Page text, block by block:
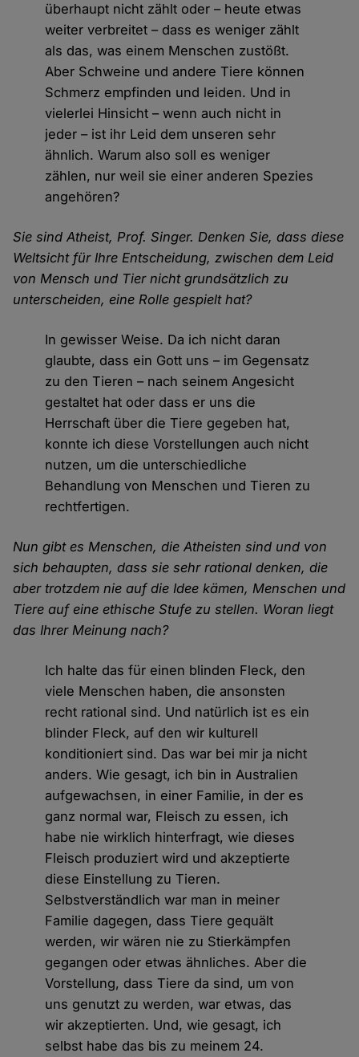
überhaupt nicht zählt oder – heute etwas
weiter verbreitet – dass es weniger zählt
als das, was einem Menschen zustößt.
Aber Schweine und andere Tiere können
Schmerz empfinden und leiden. Und in
vielerlei Hinsicht – wenn auch nicht in
jeder – ist ihr Leid dem unseren sehr
ähnlich. Warum also soll es weniger
zählen, nur weil sie einer anderen Spezies
angehören?
Sie sind Atheist, Prof. Singer. Denken Sie, dass diese
Weltsicht für Ihre Entscheidung, zwischen dem Leid
von Mensch und Tier nicht grundsätzlich zu
unterscheiden, eine Rolle gespielt hat?
In gewisser Weise. Da ich nicht daran
glaubte, dass ein Gott uns – im Gegensatz
zu den Tieren – nach seinem Angesicht
gestaltet hat oder dass er uns die
Herrschaft über die Tiere gegeben hat,
konnte ich diese Vorstellungen auch nicht
nutzen, um die unterschiedliche
Behandlung von Menschen und Tieren zu
rechtfertigen.
Nun gibt es Menschen, die Atheisten sind und von
sich behaupten, dass sie sehr rational denken, die
aber trotzdem nie auf die Idee kämen, Menschen und
Tiere auf eine ethische Stufe zu stellen. Woran liegt
das Ihrer Meinung nach?
Ich halte das für einen blinden Fleck, den
viele Menschen haben, die ansonsten
recht rational sind. Und natürlich ist es ein
blinder Fleck, auf den wir kulturell
konditioniert sind. Das war bei mir ja nicht
anders. Wie gesagt, ich bin in Australien
aufgewachsen, in einer Familie, in der es
ganz normal war, Fleisch zu essen, ich
habe nie wirklich hinterfragt, wie dieses
Fleisch produziert wird und akzeptierte
diese Einstellung zu Tieren.
Selbstverständlich war man in meiner
Familie dagegen, dass Tiere gequält
werden, wir wären nie zu Stierkämpfen
gegangen oder etwas ähnliches. Aber die
Vorstellung, dass Tiere da sind, um von
uns genutzt zu werden, war etwas, das
wir akzeptierten. Und, wie gesagt, ich
selbst habe das bis zu meinem 24.